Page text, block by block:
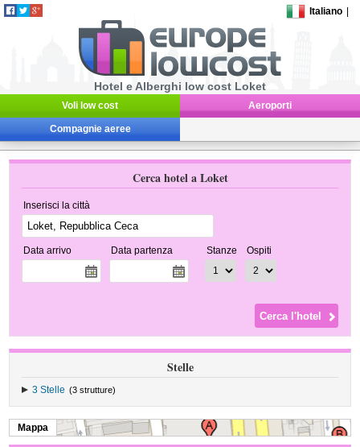
Italiano
Hotel e Alberghi low cost Loket
Voli low cost Aeroporti
Compagnie aeree
Cerca hotel a Loket
Inserisci la città
Data arrivo Data partenza Stanze Ospiti
Stelle
3 Stelle (3 strutture)
Mappa